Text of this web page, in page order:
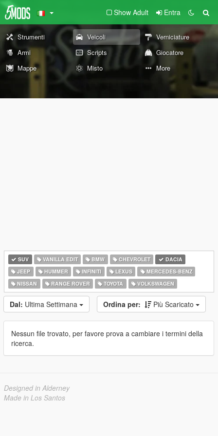
Show Adult Entra
Strumenti Veicoli
Verniciature
Armi
Scripts
Giocatore
Mappe
Misto More
SUV VANILLA EDIT BMW CHEVROLET
DACIA
JEEP
HUMMER INFINITI LEXUS
MERCEDES-BENZ
NISSAN
RANGE ROVER TOYOTA VOLKSWAGEN
Dal: Ultima Settimana Ordina per: Più Scaricato
Nessun file trovato, per favore prova a cambiare i termini della
ricerca.
Designed in Alderney
Made in Los Santos